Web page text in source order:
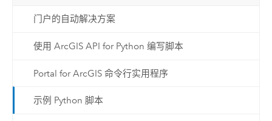
门户的自动解决方案
使用 ArcGIS API for Python 编写脚本
Portal for ArcGIS 命令行实用程序
示例 Python 脚本